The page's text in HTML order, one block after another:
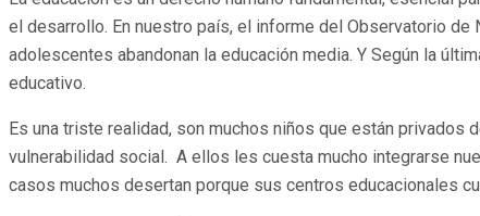
el desarrollo. En nuestro país, el informe del Observatorio de
adolescentes abandonan la educación media. Y Según la
educativo.
Es una triste realidad, son muchos niños que están
vulnerabilidad social. A ellos les cuesta mucho integrarse
casos muchos desertan porque sus centros educacionales